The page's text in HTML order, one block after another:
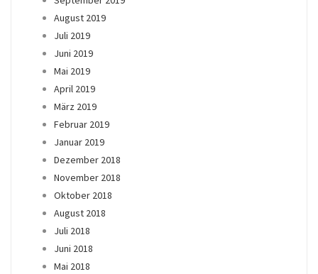
August 2019
Juli 2019
Juni 2019
Mai 2019
April 2019
März 2019
Februar 2019
Januar 2019
Dezember 2018
November 2018
Oktober 2018
August 2018
Juli 2018
Juni 2018
Mai 2018